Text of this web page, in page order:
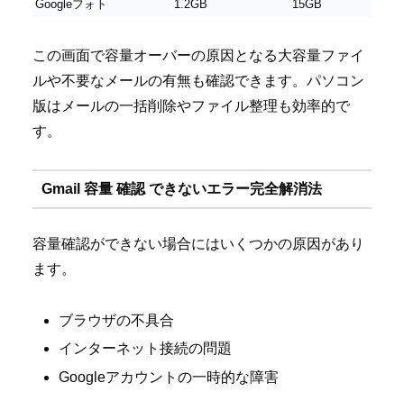
Googleフォト
1.2GB 15GB
この画面で容量オーバーの原因となる大容量ファイ
ルや不要なメールの有無も確認できます。パソコン
版はメールの一括削除やファイル整理も効率的で
す。
Gmail 容量 確認 できないエラー完全解消法
容量確認ができない場合にはいくつかの原因があり
ます。
ブラウザの不具合
インターネット接続の問題
Googleアカウントの一時的な障害